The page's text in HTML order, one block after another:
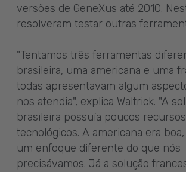
versões de GeneXus até 2010.
resolveram testar outras
"Tentamos três ferramentas
brasileira, uma americana e uma
todas apresentavam algum
nos atendia", explica Waltrick. "A
brasileira possuía poucos recursos
tecnológicos. A americana era
um enfoque diferente do que nós
precisávamos. Já a solução